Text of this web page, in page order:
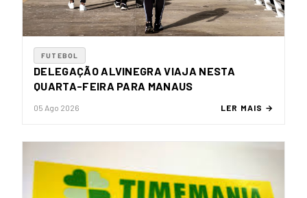
FUTEBOL
DELEGAÇÃO ALVINEGRA VIAJA NESTA
QUARTA-FEIRA PARA MANAUS
05 Ago 2026 LER MAIS →